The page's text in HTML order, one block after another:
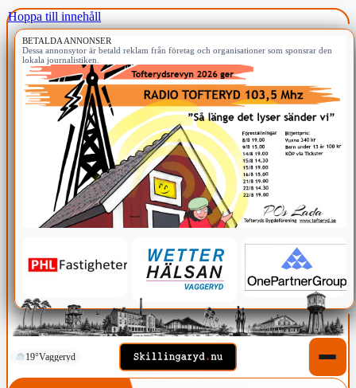
Hoppa till innehåll
BETALDA ANNONSER
Dessa annonsytor är betald reklam från företag och organisationer som sponsrar den
lokala journalistiken.
19°Vaggeryd